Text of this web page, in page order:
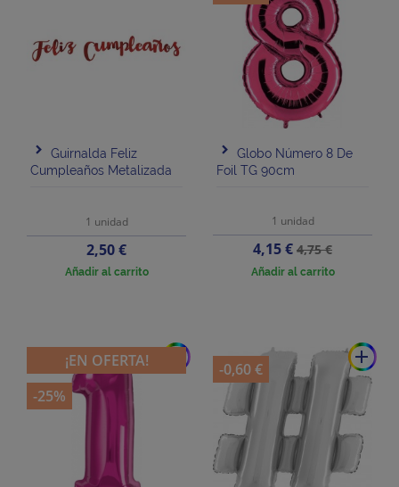
Guirnalda Feliz
Cumpleaños Metalizada
1 unidad
Precio
2,50 €
Añadir al carrito
Globo Número 8 De
Foil TG 90cm
1 unidad
Precio
4,15 €Precio
base
4,75 €
Añadir al carrito
add
¡EN OFERTA!
-25%
add
-0,60 €